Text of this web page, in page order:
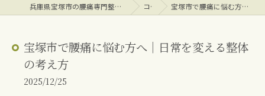
兵庫県宝塚市の腰痛専門整体院ならｎのレシピみんなの整体院 コラム 宝塚市で腰痛に悩む方へ｜日常を変える整体の考え方
宝塚市で腰痛に悩む方へ｜日常を変える整体
の考え方
2025/12/25